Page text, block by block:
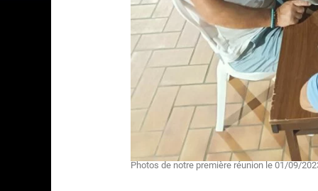
Photos de notre première réunion le 01/09/